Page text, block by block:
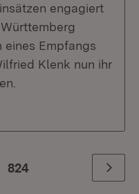
engagiert
eines Empfangs
Klenk nun ihr
Zur letzte Seite
824 Weiter